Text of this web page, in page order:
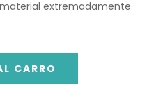
extremadamente
CARRO